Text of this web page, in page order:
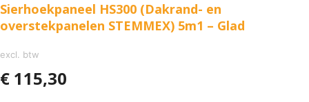
Sierhoekpaneel HS300 (Dakrand- en
overstekpanelen STEMMEX) 5m1 – Glad
excl. btw
€ 115,30